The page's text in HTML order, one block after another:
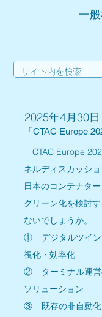
一
2025年4月30日
「CTAC Europe
CTAC Europe
ネルディスカッシ
日本のコンテナタ
グリーン化を検討
ないでしょうか。
①　デジタルツイ
視化・効率化
②　ターミナル運
ソリューション
③　既存の非自動